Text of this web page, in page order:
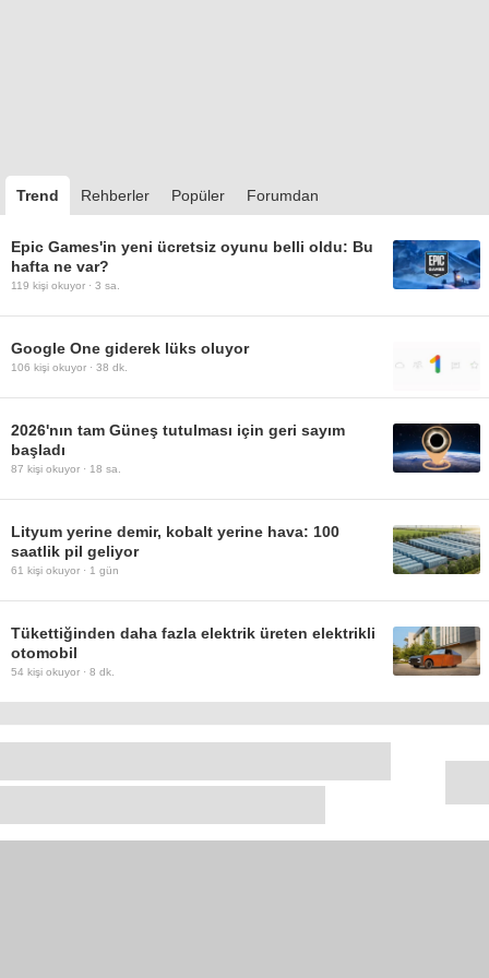
Trend Rehberler Popüler Forumdan
Epic Games'in yeni ücretsiz oyunu belli oldu: Bu
hafta ne var?
119 kişi okuyor · 3 sa.
Google One giderek lüks oluyor
106 kişi okuyor · 38 dk.
2026'nın tam Güneş tutulması için geri sayım
başladı
87 kişi okuyor · 18 sa.
Lityum yerine demir, kobalt yerine hava: 100
saatlik pil geliyor
61 kişi okuyor · 1 gün
Tükettiğinden daha fazla elektrik üreten elektrikli
otomobil
54 kişi okuyor · 8 dk.